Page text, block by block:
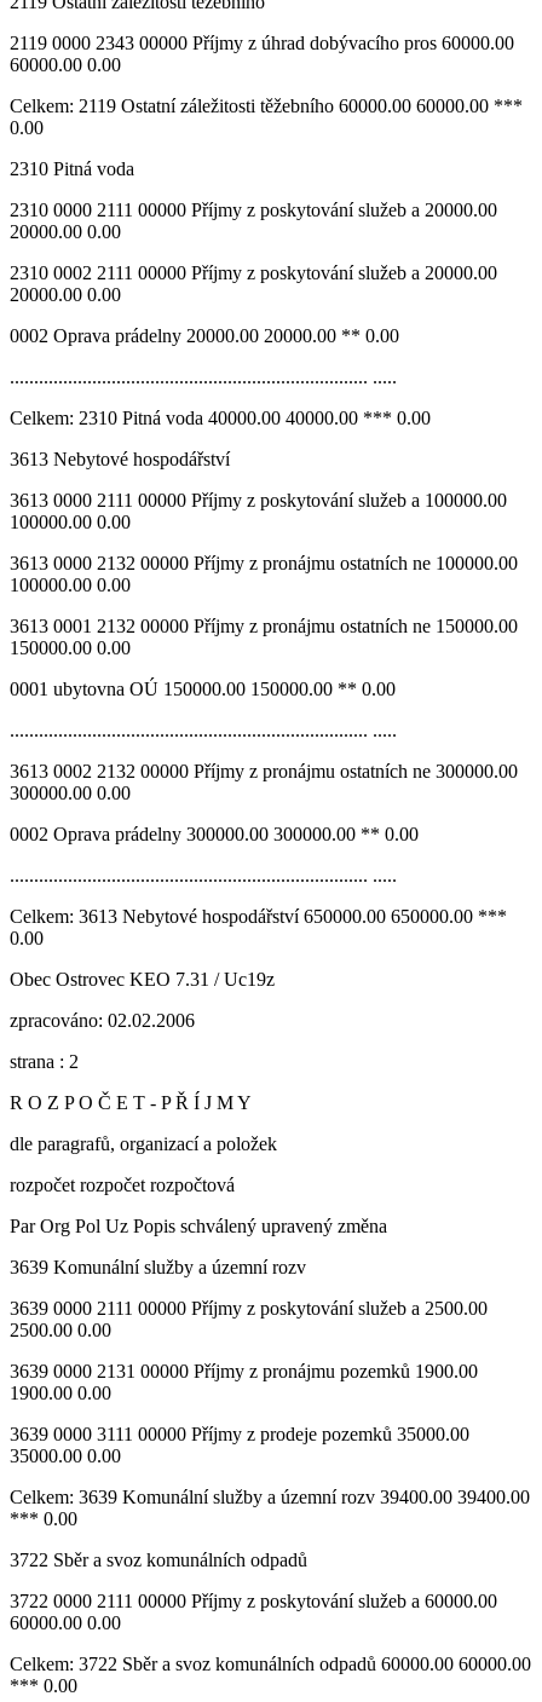
2119 0000 2343 00000 Příjmy z úhrad dobývacího pros 60000.00
60000.00 0.00
Celkem: 2119 Ostatní záležitosti těžebního 60000.00 60000.00 ***
0.00
2310 Pitná voda
2310 0000 2111 00000 Příjmy z poskytování služeb a 20000.00
20000.00 0.00
2310 0002 2111 00000 Příjmy z poskytování služeb a 20000.00
20000.00 0.00
0002 Oprava prádelny 20000.00 20000.00 ** 0.00
.......................................................................... .....
Celkem: 2310 Pitná voda 40000.00 40000.00 *** 0.00
3613 Nebytové hospodářství
3613 0000 2111 00000 Příjmy z poskytování služeb a 100000.00
100000.00 0.00
3613 0000 2132 00000 Příjmy z pronájmu ostatních ne 100000.00
100000.00 0.00
3613 0001 2132 00000 Příjmy z pronájmu ostatních ne 150000.00
150000.00 0.00
0001 ubytovna OÚ 150000.00 150000.00 ** 0.00
.......................................................................... .....
3613 0002 2132 00000 Příjmy z pronájmu ostatních ne 300000.00
300000.00 0.00
0002 Oprava prádelny 300000.00 300000.00 ** 0.00
.......................................................................... .....
Celkem: 3613 Nebytové hospodářství 650000.00 650000.00 ***
0.00
Obec Ostrovec KEO 7.31 / Uc19z
zpracováno: 02.02.2006
strana : 2
R O Z P O Č E T - P Ř Í J M Y
dle paragrafů, organizací a položek
rozpočet rozpočet rozpočtová
Par Org Pol Uz Popis schválený upravený změna
3639 Komunální služby a územní rozv
3639 0000 2111 00000 Příjmy z poskytování služeb a 2500.00
2500.00 0.00
3639 0000 2131 00000 Příjmy z pronájmu pozemků 1900.00
1900.00 0.00
3639 0000 3111 00000 Příjmy z prodeje pozemků 35000.00
35000.00 0.00
Celkem: 3639 Komunální služby a územní rozv 39400.00 39400.00
*** 0.00
3722 Sběr a svoz komunálních odpadů
3722 0000 2111 00000 Příjmy z poskytování služeb a 60000.00
60000.00 0.00
Celkem: 3722 Sběr a svoz komunálních odpadů 60000.00 60000.00
*** 0.00